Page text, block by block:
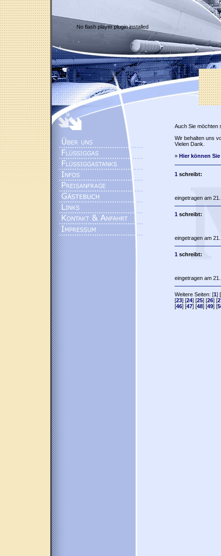
No flash player plugin installed
Auch Sie möchten
Wir behalten uns
Vielen Dank.
» Hier können
1schreibt:
eingetragen am
1schreibt:
eingetragen am
1schreibt:
eingetragen am
Weitere Seiten: [1] [
[23] [24] [25] [26] [
[46] [47] [48] [49] [